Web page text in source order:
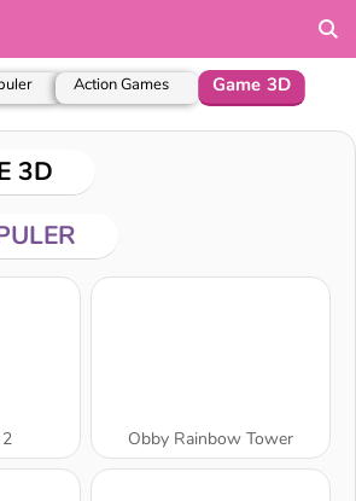
Action Games Game 3D
3D
Obby Rainbow Tower